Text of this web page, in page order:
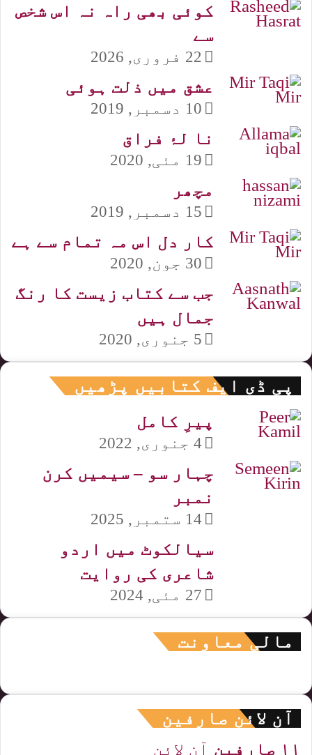
کوئی بھی راہ نہ اس شخص
سے
22 فروری, 2026
عشق میں ذلت ہوئی
10 دسمبر, 2019
نا لۂ فراق
19 مئی, 2020
مچھر
15 دسمبر, 2019
کار دل اس مہ تمام سے ہے
30 جون, 2020
جب سے کتاب زیست کا رنگ
جمال ہیں
5 جنوری, 2020
پی ڈی ایف کتابیں پڑھیں
پیرِ کامل
4 جنوری, 2022
چہار سو – سیمیں کرن
نمبر
14 ستمبر, 2025
سیالکوٹ میں اردو
شاعری کی روایت
27 مئی, 2024
مالی معاونت
آن لائن صارفین
۱۱ صارفین آن لائن